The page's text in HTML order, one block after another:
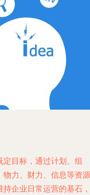
目标，通过计划、组
力、财力、信息等资源
企业日常运营的基石，